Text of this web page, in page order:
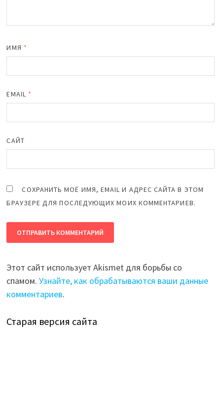
ИМЯ *
EMAIL *
САЙТ
СОХРАНИТЬ МОЁ ИМЯ, EMAIL И АДРЕС САЙТА В ЭТОМ
БРАУЗЕРЕ ДЛЯ ПОСЛЕДУЮЩИХ МОИХ КОММЕНТАРИЕВ.
Этот сайт использует Akismet для борьбы со
спамом.Узнайте, как обрабатываются ваши данные
комментариев.
Старая версия сайта